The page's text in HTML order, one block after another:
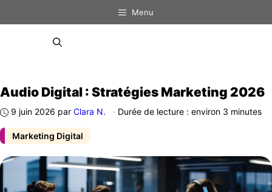
au
Menu
Marketing Digital
Audio Digital : Stratégies Marketing 2026
9 juin 2026 par Clara N. · Durée de lecture : environ 3 minutes